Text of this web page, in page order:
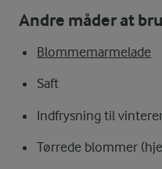
Andre måder at
Blommemarmelade
Saft
Indfrysning til
Tørrede blommer